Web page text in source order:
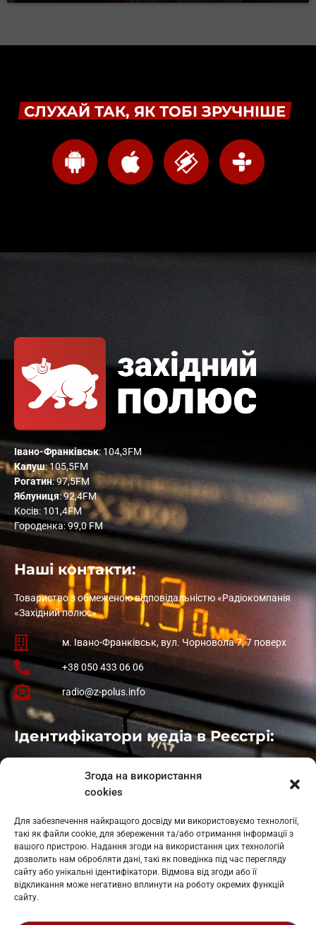
Згода на використання
cookies
Для забезпечення найкращого досвіду ми використовуємо технології,
такі як файли cookie, для збереження та/або отримання інформації з
вашого пристрою. Надання згоди на використання цих технологій
дозволить нам обробляти дані, такі як поведінка під час перегляду
сайту або унікальні ідентифікатори. Відмова від згоди або її
відкликання може негативно вплинути на роботу окремих функцій
сайту.
СЛУХАЙ ТАК, ЯК ТОБІ ЗРУЧНІШЕ
Івано-Франківськ: 104,3FM
Калуш: 105,5FM
Рогатин: 97,5FM
Яблуниця: 92,4FM
Косів: 101,4FM
Городенка: 99,0 FM
Наші контакти:
Товариство з обмеженою відповідальністю «Радіокомпанія
«Західний полюс»
м. Івано-Франківськ, вул. Чорновола 7, 7 поверх
+38 050 433 06 06
radio@z-polus.info
Ідентифікатори медіа в Реєстрі:
: L11-01410
: L11-01801
Косів: L11-01805
Гарасимів: L11-02274